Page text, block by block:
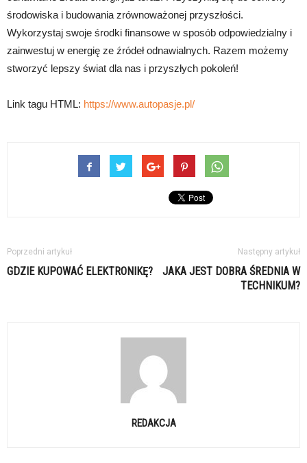
środowiska i budowania zrównoważonej przyszłości.
Wykorzystaj swoje środki finansowe w sposób odpowiedzialny i
zainwestuj w energię ze źródeł odnawialnych. Razem możemy
stworzyć lepszy świat dla nas i przyszłych pokoleń!
Link tagu HTML: https://www.autopasje.pl/
Poprzedni artykuł
GDZIE KUPOWAĆ ELEKTRONIKĘ?
Następny artykuł
JAKA JEST DOBRA ŚREDNIA W
TECHNIKUM?
REDAKCJA